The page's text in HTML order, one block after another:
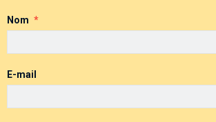
Nom
E-mail